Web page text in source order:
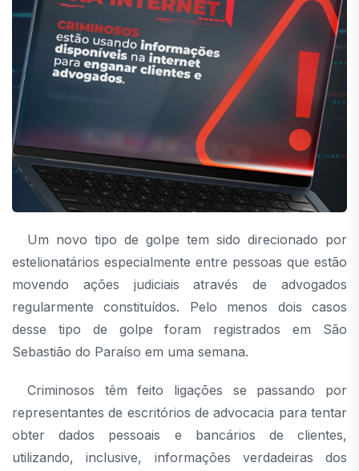
Um novo tipo de golpe tem sido direcionado por
estelionatários especialmente entre pessoas que estão
movendo ações judiciais através de advogados
regularmente constituídos. Pelo menos dois casos
desse tipo de golpe foram registrados em São
Sebastião do Paraíso em uma semana.
Criminosos têm feito ligações se passando por
representantes de escritórios de advocacia para tentar
obter dados pessoais e bancários de clientes,
utilizando, inclusive, informações verdadeiras dos